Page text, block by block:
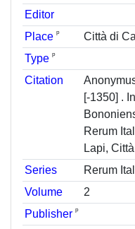
Editor
Place ᵖ
Città di
Type ᵖ
Citation
[-1350] .
Rerum
Lapi,
Series
Rerum
Volume
2
Publisher ᵖ